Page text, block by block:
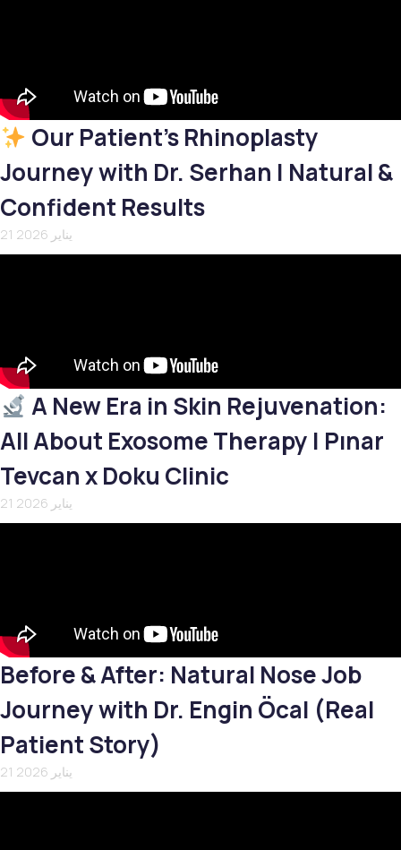
Our Patient’s Rhinoplasty
Journey with Dr. Serhan | Natural &
Confident Results
21 يناير 2026
A New Era in Skin Rejuvenation:
All About Exosome Therapy | Pınar
Tevcan x Doku Clinic
21 يناير 2026
Before & After: Natural Nose Job
Journey with Dr. Engin Öcal (Real
Patient Story)
21 يناير 2026